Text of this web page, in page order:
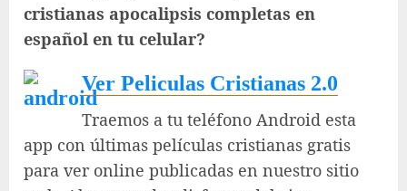
cristianas apocalipsis completas en
español en tu celular?
Ver Peliculas Cristianas 2.0
Traemos a tu teléfono Android esta
app con últimas películas cristianas gratis
para ver online publicadas en nuestro sitio